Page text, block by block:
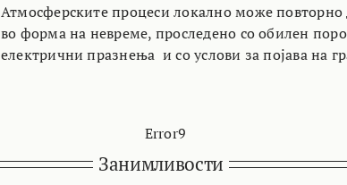
Атмосферските процеси локално може
во форма на невреме, проследено со обилен
електрични празнења и со услови за појава на
Error9
Занимливости